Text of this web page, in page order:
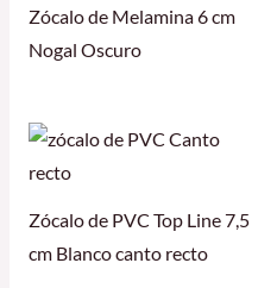
Zócalo de Melamina 6 cm
Nogal Oscuro
Zócalo de PVC Top Line 7,5
cm Blanco canto recto